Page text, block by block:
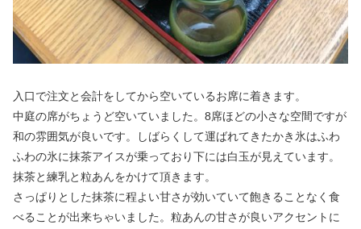
入口で注文と会計をしてから空いているお席に着きます。
中庭の席がちょうど空いていました。8席ほどの小さな空間ですが
和の雰囲気が良いです。しばらくして運ばれてきたかき氷はふわ
ふわの氷に抹茶アイスが乗っており下には白玉が見えています。
抹茶と練乳と粒あんをかけて頂きます。
さっぱりとした抹茶に程よい甘さが効いていて飽きることなく食
べることが出来ちゃいました。粒あんの甘さが良いアクセントに